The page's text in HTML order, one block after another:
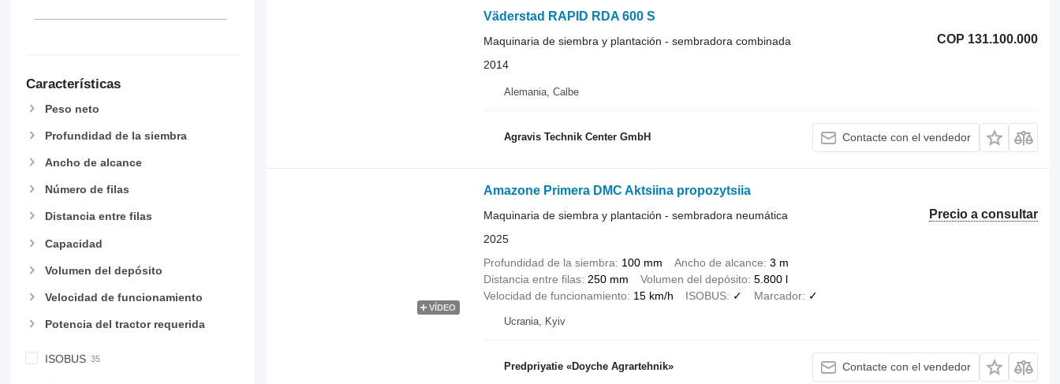
Características
Peso neto
Profundidad de la siembra
Ancho de alcance
Número de filas
Distancia entre filas
Capacidad
Volumen del depósito
Velocidad de funcionamiento
Potencia del tractor requerida
ISOBUS
Väderstad RAPID RDA 600 S
COP 131.100.000
Maquinaria de siembra y plantación - sembradora combinada
2014
Alemania, Calbe
Agravis Technik Center GmbH Contacte con el vendedor
VÍDEO
Amazone Primera DMC Aktsiina propozytsiia
Precio a consultar
Maquinaria de siembra y plantación - sembradora neumática
2025
Profundidad de la siembra
100 mm Ancho de alcance 3 m
Distancia entre filas 250 mm Volumen del depósito 5.800 l
Velocidad de funcionamiento
15 km/h ISOBUS ✓ Marcador ✓
Ucrania, Kyiv
Predpriyatie «Doyche Agrartehnik» Contacte con el vendedor